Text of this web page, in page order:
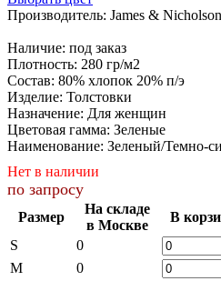
Производитель: James &
Наличие: под заказ
Плотность: 280 гр/м2
Состав: 80% хлопок 20% п/э
Изделие: Толстовки
Назначение: Для женщин
Цветовая гамма: Зеленые
Наименование: Зеленый/Темно-
Нет в наличии
по запросу
Размер
На складе
в Москве
В
S
0
M
0